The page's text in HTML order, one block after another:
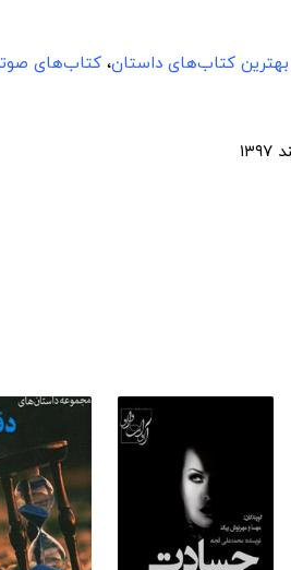
بهترین کتاب‌های داستان، کتاب‌های